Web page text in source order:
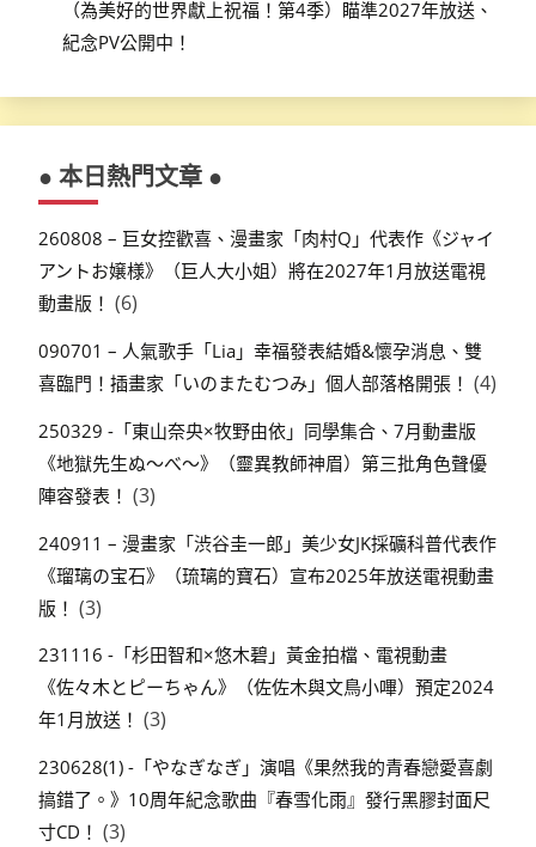
（為美好的世界獻上祝福！第4季）瞄準2027年放送、
紀念PV公開中！
● 本日熱門文章 ●
260808 – 巨女控歡喜、漫畫家「肉村Q」代表作《ジャイ
アントお嬢様》（巨人大小姐）將在2027年1月放送電視
動畫版！ (6)
090701 – 人氣歌手「Lia」幸福發表結婚&懷孕消息、雙
喜臨門！插畫家「いのまたむつみ」個人部落格開張！ (4)
250329 -「東山奈央×牧野由依」同學集合、7月動畫版
《地獄先生ぬ～べ～》（靈異教師神眉）第三批角色聲優
陣容發表！ (3)
240911 – 漫畫家「渋谷圭一郎」美少女JK採礦科普代表作
《瑠璃の宝石》（琉璃的寶石）宣布2025年放送電視動畫
版！ (3)
231116 -「杉田智和×悠木碧」黃金拍檔、電視動畫
《佐々木とピーちゃん》（佐佐木與文鳥小嗶）預定2024
年1月放送！ (3)
230628(1) -「やなぎなぎ」演唱《果然我的青春戀愛喜劇
搞錯了。》10周年紀念歌曲『春雪化雨』發行黑膠封面尺
寸CD！ (3)